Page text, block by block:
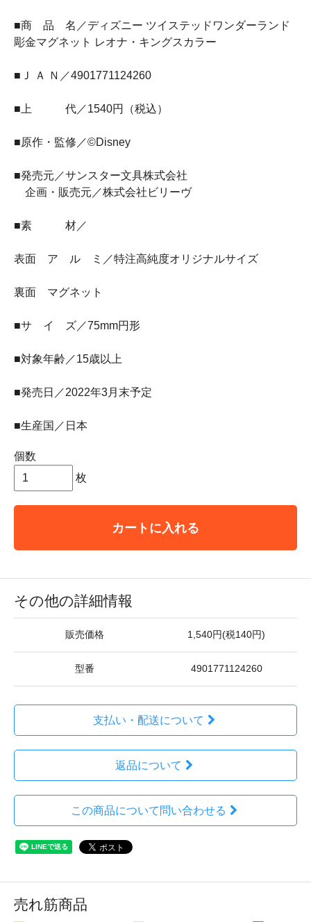
■商 品 名／ディズニー ツイステッドワンダーランド
彫金マグネット レオナ・キングスカラー
■Ｊ Ａ Ｎ／4901771124260
■上 代／1540円（税込）
■原作・監修／©Disney
■発売元／サンスター文具株式会社
企画・販売元／株式会社ビリーヴ
■素 材／
表面 ア ル ミ／特注高純度オリジナルサイズ
裏面 マグネット
■サ イ ズ／75mm円形
■対象年齢／15歳以上
■発売日／2022年3月末予定
■生産国／日本
個数
枚
カートに入れる
その他の詳細情報
販売価格 1,540円(税140円)
型番 4901771124260
支払い・配送について
返品について
この商品について問い合わせる
売れ筋商品